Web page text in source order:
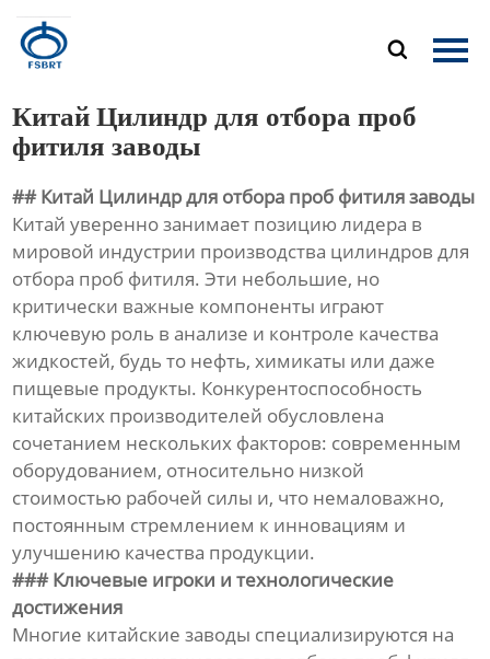

Главная
Новости
Контакты
Китай Цилиндр для отбора проб
фитиля заводы
## Китай Цилиндр для отбора проб фитиля заводы
Китай уверенно занимает позицию лидера в
мировой индустрии производства цилиндров для
отбора проб фитиля. Эти небольшие, но
критически важные компоненты играют
ключевую роль в анализе и контроле качества
жидкостей, будь то нефть, химикаты или даже
пищевые продукты. Конкурентоспособность
китайских производителей обусловлена
сочетанием нескольких факторов: современным
оборудованием, относительно низкой
стоимостью рабочей силы и, что немаловажно,
постоянным стремлением к инновациям и
улучшению качества продукции.
### Ключевые игроки и технологические
достижения
Многие китайские заводы специализируются на